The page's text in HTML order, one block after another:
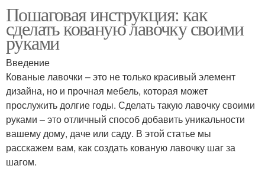
Пошаговая инструкция: как
сделать кованую лавочку своими
руками
Введение
Кованые лавочки – это не только красивый элемент
дизайна, но и прочная мебель, которая может
прослужить долгие годы. Сделать такую лавочку своими
руками – это отличный способ добавить уникальности
вашему дому, даче или саду. В этой статье мы
расскажем вам, как создать кованую лавочку шаг за
шагом.